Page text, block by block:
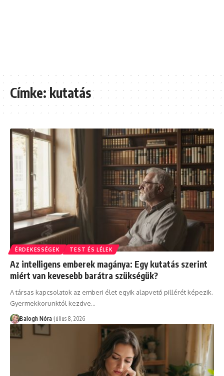
Címke:kutatás
ÉRDEKESSÉGEK TEST ÉS LÉLEK
Az intelligens emberek magánya: Egy kutatás szerint
miért van kevesebb barátra szükségük?
A társas kapcsolatok az emberi élet egyik alapvető pillérét képezik.
Gyermekkorunktól kezdve…
Balogh Nóra július 8, 2026